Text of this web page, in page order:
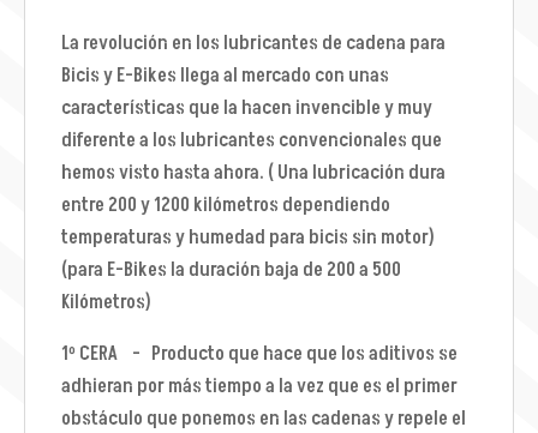
La revolución en los lubricantes de cadena para
Bicis y E-Bikes llega al mercado con unas
características que la hacen invencible y muy
diferente a los lubricantes convencionales que
hemos visto hasta ahora. ( Una lubricación dura
entre 200 y 1200 kilómetros dependiendo
temperaturas y humedad para bicis sin motor)
(para E-Bikes la duración baja de 200 a 500
Kilómetros)
1º CERA - Producto que hace que los aditivos se
adhieran por más tiempo a la vez que es el primer
obstáculo que ponemos en las cadenas y repele el